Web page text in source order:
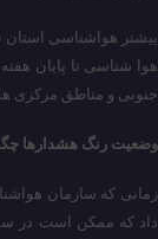
پیشتر هواشناسی استان
هوا شناسی تا پایان
جنوبی و مناطق مرکزی
وضعیت رنگ هشدارها
زمانی که سازمان
داد که ممکن است در